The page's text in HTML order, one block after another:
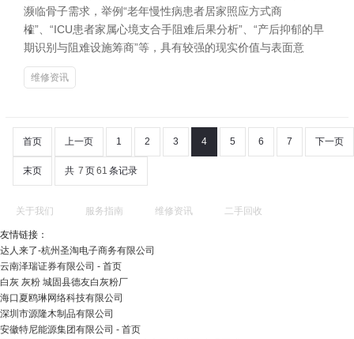
濒临骨子需求，举例“老年慢性病患者居家照应方式商
榷”、“ICU患者家属心境支合手阻难后果分析”、“产后抑郁的早
期识别与阻难设施筹商”等，具有较强的现实价值与表面意
维修资讯
首页 上一页 1 2 3 4 5 6 7 下一页
末页 共 7 页61 条记录
关于我们 服务指南 维修资讯 二手回收
友情链接：
达人来了-杭州圣淘电子商务有限公司
云南泽瑞证券有限公司 - 首页
白灰 灰粉 城固县德友白灰粉厂
海口夏鸥琳网络科技有限公司
深圳市源隆木制品有限公司
安徽特尼能源集团有限公司 - 首页